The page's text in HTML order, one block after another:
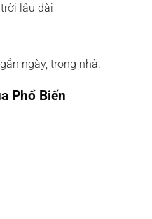
lâu dài
ngày, trong nhà.
Phổ Biến